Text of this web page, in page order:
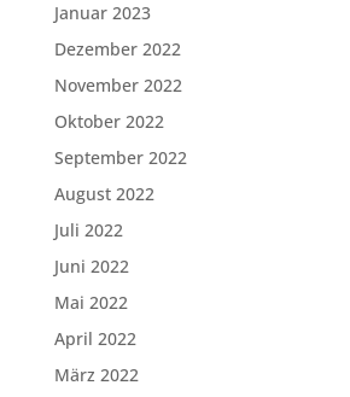
Januar 2023
Dezember 2022
November 2022
Oktober 2022
September 2022
August 2022
Juli 2022
Juni 2022
Mai 2022
April 2022
März 2022